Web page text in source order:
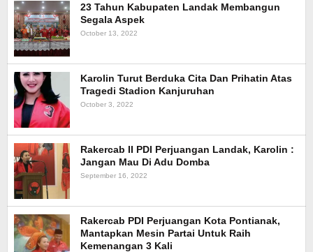
23 Tahun Kabupaten Landak Membangun
Segala Aspek
October 13, 2022
Karolin Turut Berduka Cita Dan Prihatin Atas
Tragedi Stadion Kanjuruhan
October 3, 2022
Rakercab II PDI Perjuangan Landak, Karolin :
Jangan Mau Di Adu Domba
September 16, 2022
Rakercab PDI Perjuangan Kota Pontianak,
Mantapkan Mesin Partai Untuk Raih
Kemenangan 3 Kali